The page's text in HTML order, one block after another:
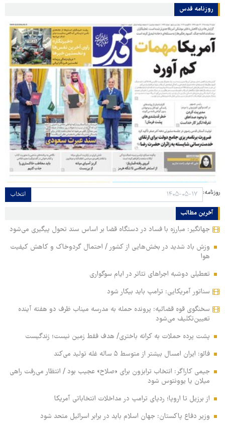
روزنامه قدس
روزنامه: انتخاب
آخرین مطالب
جهانگیر: مبارزه با فساد در دستگاه قضا بر اساس سند تحول پیگیری می‌شود
وزش باد شدید در بخش‌هایی از کشور / احتمال گردوخاک و کاهش کیفیت
هوا
تعطیلی دوشبه اجراهای تئاتر در ایام سوگواری
سناتور آمریکایی: ترامپ باید بیکار شود
سخنگوی قوه قضائیه: پرونده حمله به مدرسه میناب ظرف دو هفته آینده
تعیین‌تکلیف می‌شود
پشت پرده حملات به کرانه باختری/ هدف فقط زمین نیست؛ زندگیست
فائو: ایران امسال بیشتر از متوسط ۵ ساله غله تولید می‌کند
جیمی کاراگر: انتخاب ترابزون برای «صلاح» عجیب بود / انتظار می‌رفت راهی
میلان یا یوونتوس شود
از برزیل تا اروپا؛ ردپای ترامپ در مداخلات انتخاباتی آمریکا
وزیر دفاع پاکستان: جهان اسلام باید در برابر اسرائیل متحد شود